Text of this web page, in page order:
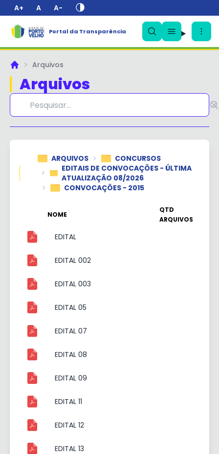
A+ A A-
Portal da Transparência
PrincipalArquivos
Arquivos
ARQUIVOS
CONCURSOS
EDITAIS DE CONVOCAÇÕES - ÚLTIMA
ATUALIZAÇÃO 08/2026
CONVOCAÇÕES - 2015
NOME
QTD
ARQUIVOS
EDITAL
EDITAL 002
EDITAL 003
EDITAL 05
EDITAL 07
EDITAL 08
EDITAL 09
EDITAL 11
EDITAL 12
EDITAL 13
✕